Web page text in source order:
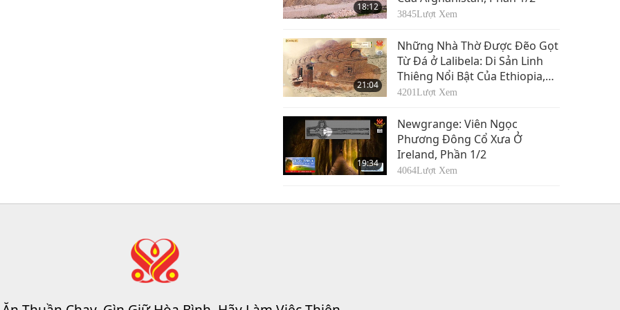
18:12
3845Lượt Xem
21:04
Những Nhà Thờ Được Đẽo Gọt
Từ Đá ở Lalibela: Di Sản Linh
Thiêng Nổi Bật Của Ethiopia,
Phần 1/2
4201Lượt Xem
19:34
Newgrange: Viên Ngọc
Phương Đông Cổ Xưa Ở
Ireland, Phần 1/2
4064Lượt Xem